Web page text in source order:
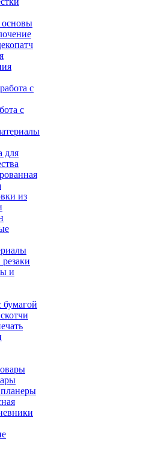
основы
с
для
из
и
бумагой